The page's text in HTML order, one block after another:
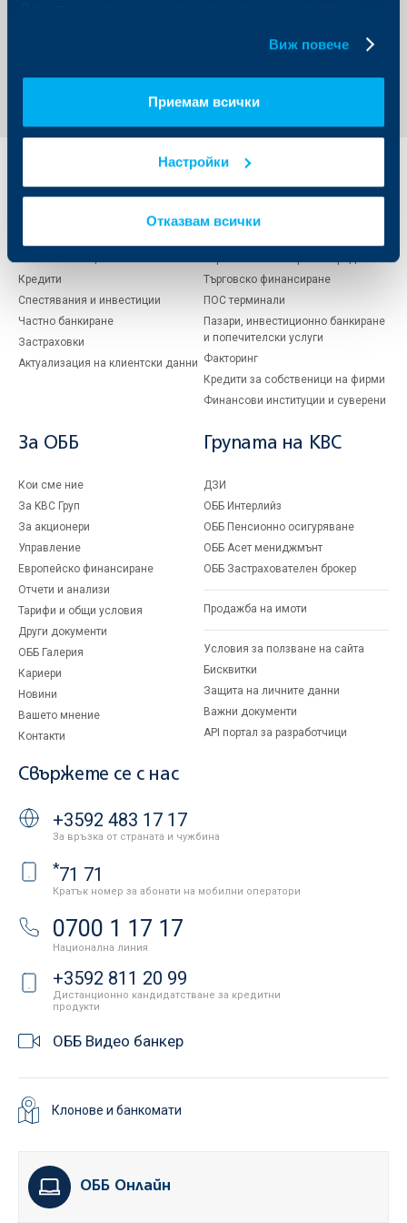
Виж повече
Приемам всички
Настройки
Отказвам всички
клиенти
Кредити
Спестявания и инвестиции
Частно банкиране
Застраховки
Актуализация на клиентски данни
клиенти
Търговско финансиране
ПОС терминали
Пазари, инвестиционно банкиране
и попечителски услуги
Факторинг
Кредити за собственици на фирми
Финансови институции и суверени
За ОББ
Кои сме ние
За KBC Груп
За акционери
Управление
Европейско финансиране
Отчети и анализи
Тарифи и общи условия
Други документи
ОББ Галерия
Кариери
Новини
Вашето мнение
Контакти
Групата на KBC
ДЗИ
ОББ Интерлийз
ОББ Пенсионно осигуряване
ОББ Асет мениджмънт
ОББ Застрахователен брокер
Продажба на имоти
Условия за ползване на сайта
Бисквитки
Защита на личните данни
Важни документи
API портал за разработчици
Свържете се с нас
+3592 483 17 17
За връзка от страната и чужбина
*71 71
Кратък номер за абонати на мобилни оператори
0700 1 17 17
Национална линия
+3592 811 20 99
Дистанционно кандидатстване за кредитни
продукти
ОББ Видео банкер
Клонове и банкомати
ОББ Онлайн